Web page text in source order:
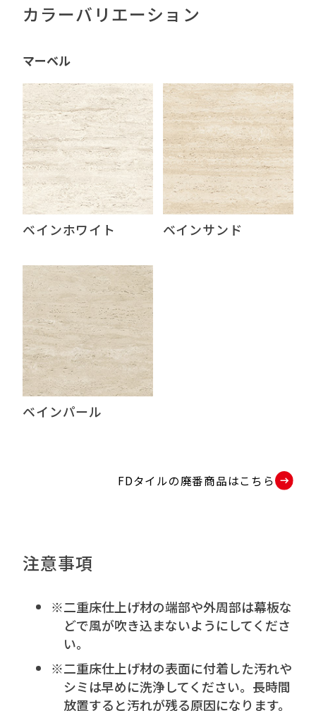
カラーバリエーション
マーベル
ベインホワイト ベインサンド
ベインパール
P
を
別
イ
ン
ド
FDタイルの廃番商品はこちら
注意事項
二重床仕上げ材の端部や外周部は幕板な
どで風が吹き込まないようにしてくださ
い。
二重床仕上げ材の表面に付着した汚れや
シミは早めに洗浄してください。長時間
放置すると汚れが残る原因になります。